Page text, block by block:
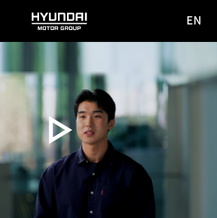
HYUNDAI
MOTOR
EN